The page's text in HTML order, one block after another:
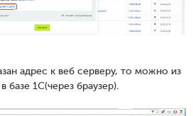
адрес к веб серверу, то можно из
базе 1С(через браузер).